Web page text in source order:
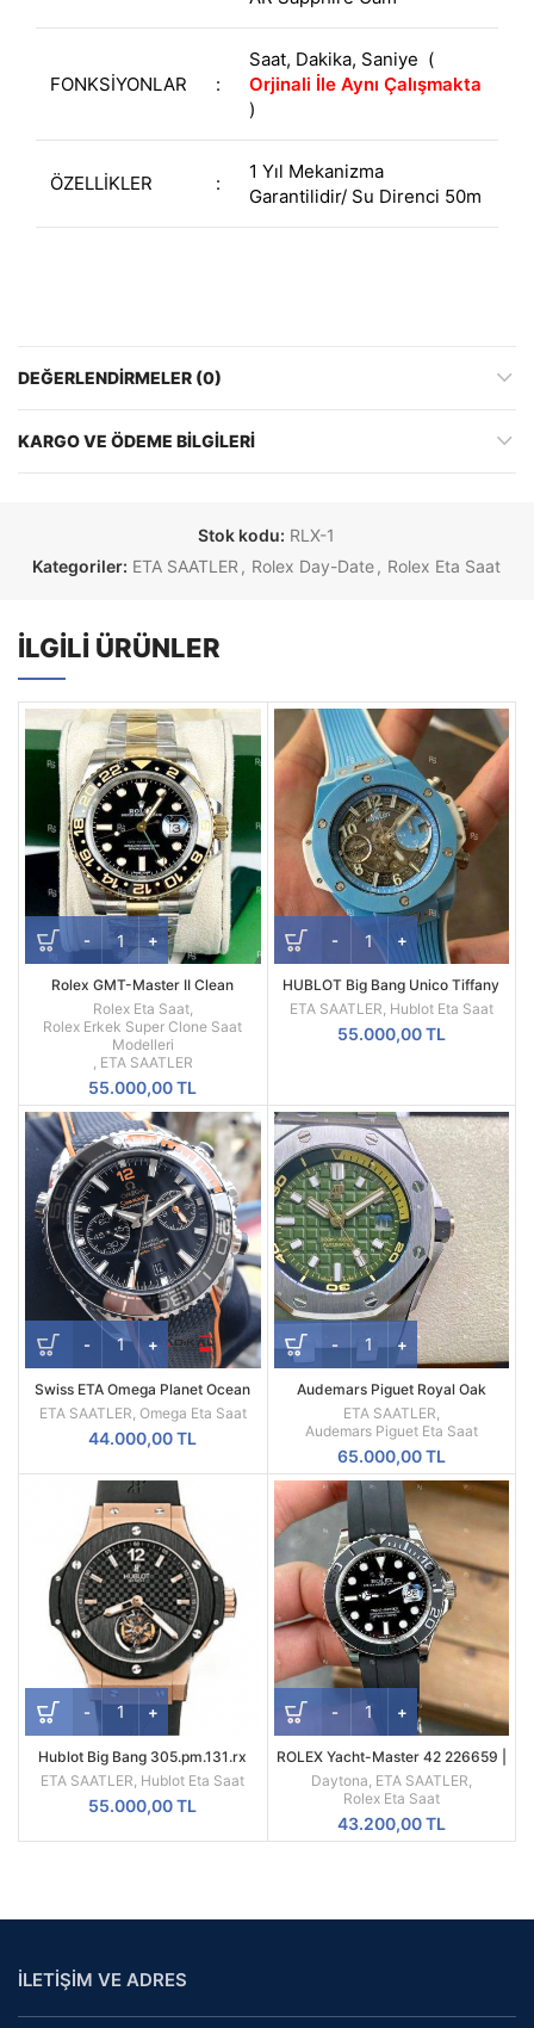
FONKSİYONLAR :
Saat, Dakika, Saniye (
Orjinali İle Aynı Çalışmakta
)
ÖZELLİKLER :
1 Yıl Mekanizma
Garantilidir/ Su Direnci 50m
DEĞERLENDIRMELER (0)
KARGO VE ÖDEME BILGILERI
Stok kodu: RLX-1
Kategoriler: ETA SAATLER , Rolex Day-Date, Rolex Eta Saat
İLGILI ÜRÜNLER
Rolex GMT-Master II Clean
Factory Two Tone Kordon Siyah
Kadran REF 116713LN-0001
Rolex Eta Saat,
Rolex Erkek Super Clone Saat
Modelleri
, ETA SAATLER
55.000,00TL
HUBLOT Big Bang Unico Tiffany
Blue Ceramic Skeleton Kadran
42mm
ETA SAATLER, Hublot Eta Saat
55.000,00TL
Swiss ETA Omega Planet Ocean
Siyah Turuncu Seramik Bezel
ETA SAATLER Omega Eta Saat
44.000,00TL
Audemars Piguet Royal Oak
Offshore Diver 15720ST-
A052CA.01 Haki Yeşil Kadran
ETA SAATLER
Audemars Piguet Eta Saat
65.000,00TL
Hublot Big Bang 305.pm.131.rx
Tourbillon Swiss ETA
ETA SAATLER Hublot Eta Saat
55.000,00TL
ROLEX Yacht-Master 42 226659 |
Siyah Kadran & Oysterflex | 1:1
Super Clone ETA Saat
Daytona ETA SAATLER
Rolex Eta Saat
43.200,00TL
İLETİŞİM VE ADRES